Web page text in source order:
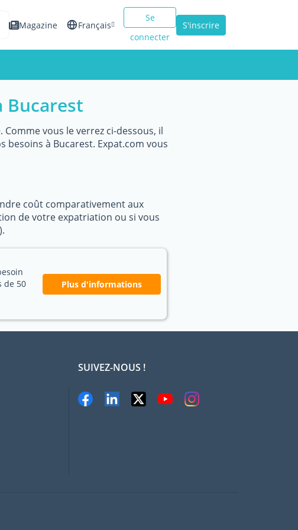
Magazine Français
Italiano
Se
connecter
S'inscrire
Bucarest
vous le verrez ci-dessous, il
à Bucarest. Expat.com vous
coût comparativement aux
de votre expatriation ou si vous
de 50
Plus d'informations
SUIVEZ-NOUS !